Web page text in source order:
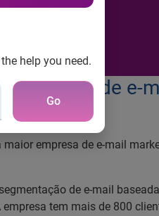
help you need.
Go
de e-
empresa de e-mail
de e-mail
tem mais de 800